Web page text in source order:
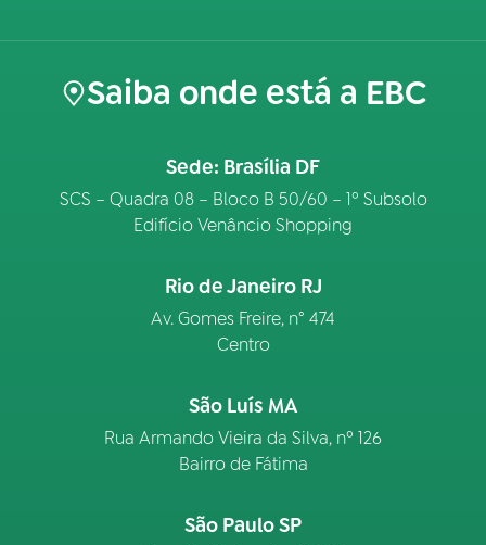
Saiba onde está a EBC
Sede: Brasília DF
SCS – Quadra 08 – Bloco B 50/60 – 1º Subsolo
Edifício Venâncio Shopping
Rio de Janeiro RJ
Av. Gomes Freire, n° 474
Centro
São Luís MA
Rua Armando Vieira da Silva, nº 126
Bairro de Fátima
São Paulo SP